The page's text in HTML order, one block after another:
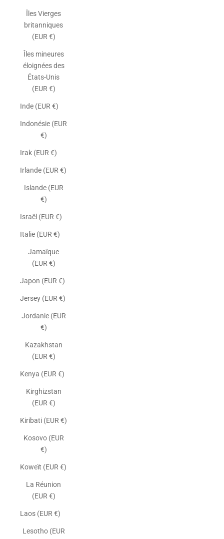
Îles Vierges
britanniques
(EUR €)
Îles mineures
éloignées des
États-Unis
(EUR €)
Inde (EUR €)
Indonésie (EUR
€)
Irak (EUR €)
Irlande (EUR €)
Islande (EUR
€)
Israël (EUR €)
Italie (EUR €)
Jamaïque
(EUR €)
Japon (EUR €)
Jersey (EUR €)
Jordanie (EUR
€)
Kazakhstan
(EUR €)
Kenya (EUR €)
Kirghizstan
(EUR €)
Kiribati (EUR €)
Kosovo (EUR
€)
Koweït (EUR €)
La Réunion
(EUR €)
Laos (EUR €)
Lesotho (EUR